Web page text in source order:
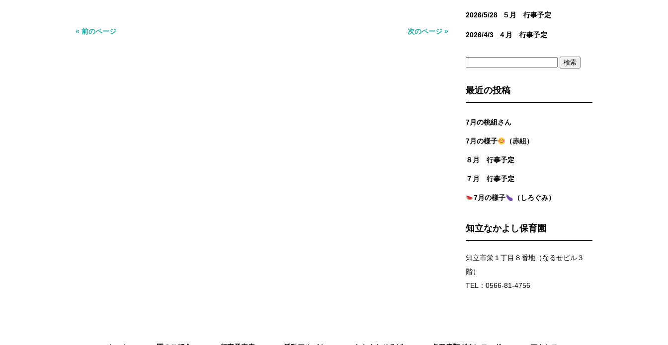
« 前のページ 次のページ »
2026/5/28 ５月 行事予定
2026/4/3 ４月 行事予定
最近の投稿
7月の桃組さん
7月の様子 （赤組）
８月 行事予定
７月 行事予定
7月の様子 （しろぐみ）
知立なかよし保育園
知立市栄１丁目８番地（なるせビル３
階）
TEL：0566-81-4756